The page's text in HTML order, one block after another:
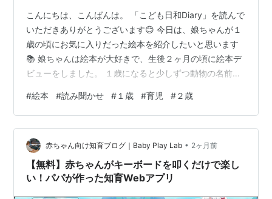
こんにちは、こんばんは。 「こども日和Diary」を読んで
いただきありがとうございます😊 今日は、娘ちゃんが１
歳の頃にお気に入りだった絵本を紹介したいと思います
📚 娘ちゃんは絵本が大好きで、生後２ヶ月の頃に絵本デ
ビューをしました。 １歳になると少しずつ動物の名前を
物が２つあります。 それは、ねことぞうです🐱🐘 絵本を
選ぶ時ときは、娘ちゃんに「絵本って楽しい！」と思っ
てもらえるように、好きなものや興味のあるものを意識
して選んでいました。 たとえば、動物や食べ物など、そ
の時々で夢中になっているものが登場する絵本を選ぶよ
うにしています😊 今回は、そん…
#絵本 #読み聞かせ # １歳 #育児 #２歳
赤ちゃん向け知育ブログ｜Baby Play Lab • 2ヶ月前
【無料】赤ちゃんがキーボードを叩くだけで楽し
い！パパが作った知育Webアプリ